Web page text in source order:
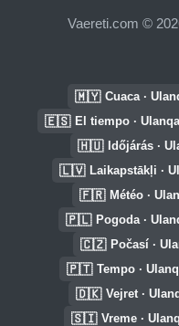
Vaereti.com ©
🇲🇾 Cuaca ·
🇪🇸 El tiempo ·
🇭🇺 Időjárás ·
🇱🇻 Laikapstākļi ·
🇫🇷 Météo ·
🇵🇱 Pogoda ·
🇨🇿 Počasí ·
🇵🇹 Tempo ·
🇩🇰 Vejret ·
🇸🇮 Vreme ·